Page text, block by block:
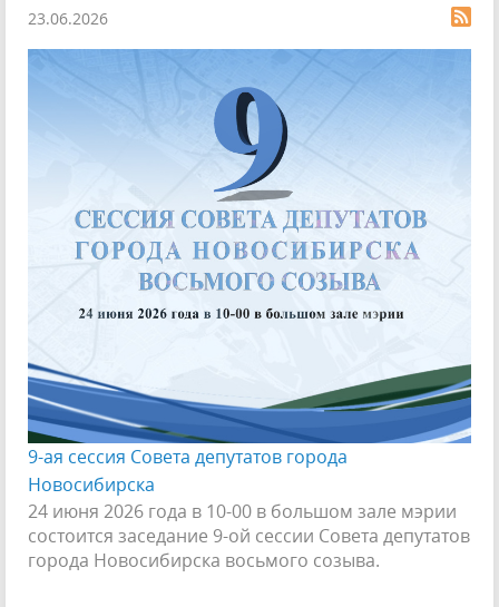
23.06.2026
9-ая сессия Совета депутатов города
Новосибирска
24 июня 2026 года в 10-00 в большом зале мэрии
состоится заседание 9-ой сессии Совета депутатов
города Новосибирска восьмого созыва.